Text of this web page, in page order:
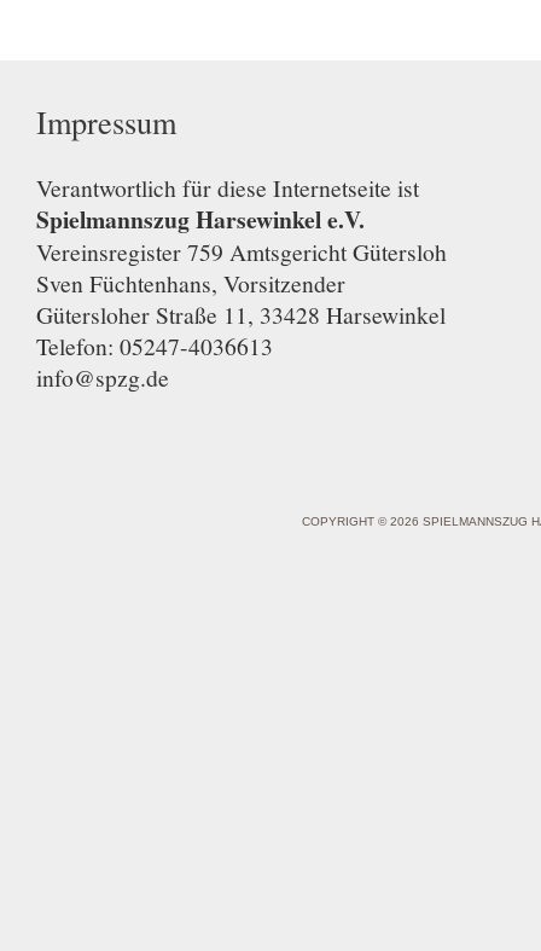
Impressum
Verantwortlich für diese Internetseite ist
Spielmannszug Harsewinkel e.V.
Vereinsregister 759 Amtsgericht Gütersloh
Sven Füchtenhans, Vorsitzender
Gütersloher Straße 11, 33428 Harsewinkel
Telefon: 05247-4036613
info@spzg.de
COPYRIGHT © 2026 SPIELMANNSZUG